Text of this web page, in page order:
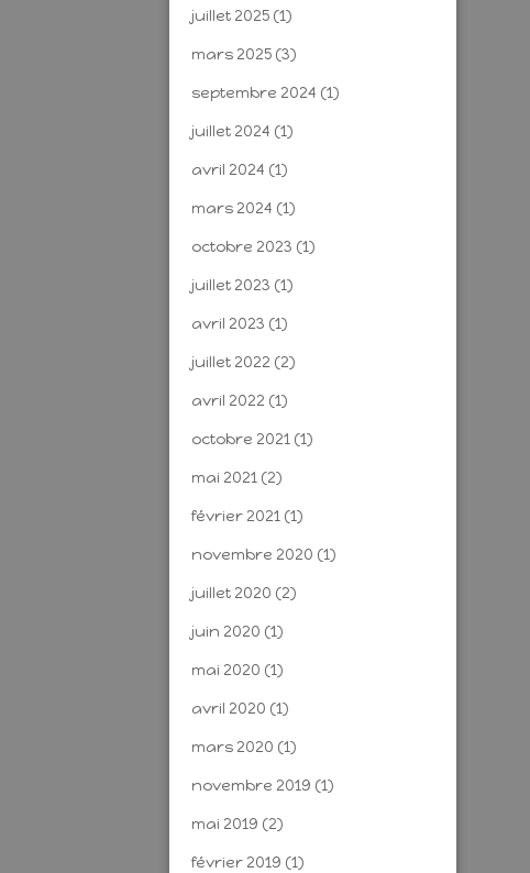
juillet 2025 (1)
mars 2025 (3)
septembre 2024 (1)
juillet 2024 (1)
avril 2024 (1)
mars 2024 (1)
octobre 2023 (1)
juillet 2023 (1)
avril 2023 (1)
juillet 2022 (2)
avril 2022 (1)
octobre 2021 (1)
mai 2021 (2)
février 2021 (1)
novembre 2020 (1)
juillet 2020 (2)
juin 2020 (1)
mai 2020 (1)
avril 2020 (1)
mars 2020 (1)
novembre 2019 (1)
mai 2019 (2)
février 2019 (1)